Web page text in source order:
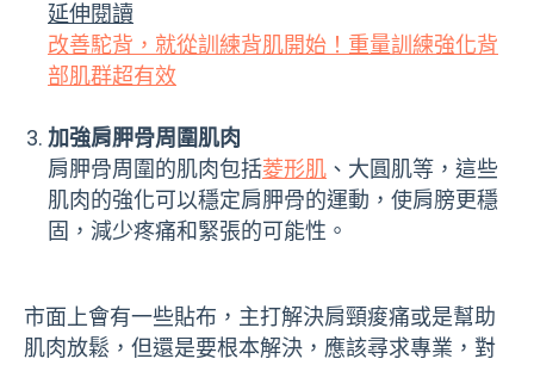
延伸閱讀
改善駝背，就從訓練背肌開始！重量訓練強化背
部肌群超有效
加強肩胛骨周圍肌肉
肩胛骨周圍的肌肉包括菱形肌 、大圓肌等，這些
肌肉的強化可以穩定肩胛骨的運動，使肩膀更穩
固，減少疼痛和緊張的可能性。
市面上會有一些貼布，主打解決肩頸痠痛或是幫助
肌肉放鬆，但還是要根本解決，應該尋求專業，對